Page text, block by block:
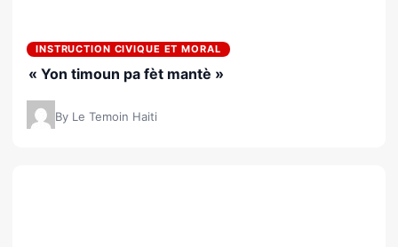
INSTRUCTION CIVIQUE ET MORAL
« Yon timoun pa fèt mantè »
By Le Temoin Haiti